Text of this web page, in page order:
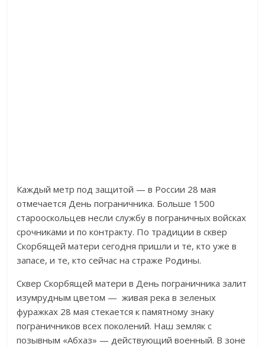
Каждый метр под защитой — в России 28 мая
отмечается День пограничника. Больше 1500
старооскольцев несли службу в пограничных войсках
срочниками и по контракту. По традиции в сквер
Скорбящей матери сегодня пришли и те, кто уже в
запасе, и те, кто сейчас на страже Родины.
Сквер Скорбящей матери в День пограничника залит
изумрудным цветом — живая река в зеленых
фуражках 28 мая стекается к памятному знаку
пограничников всех поколений. Наш земляк с
позывным «Абхаз» — действующий военный. В зоне